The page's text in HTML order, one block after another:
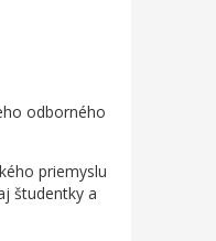
odborného
priemyslu
študentky a